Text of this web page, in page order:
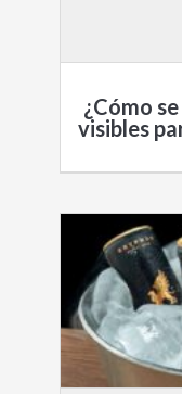
¿Cómo
visibles